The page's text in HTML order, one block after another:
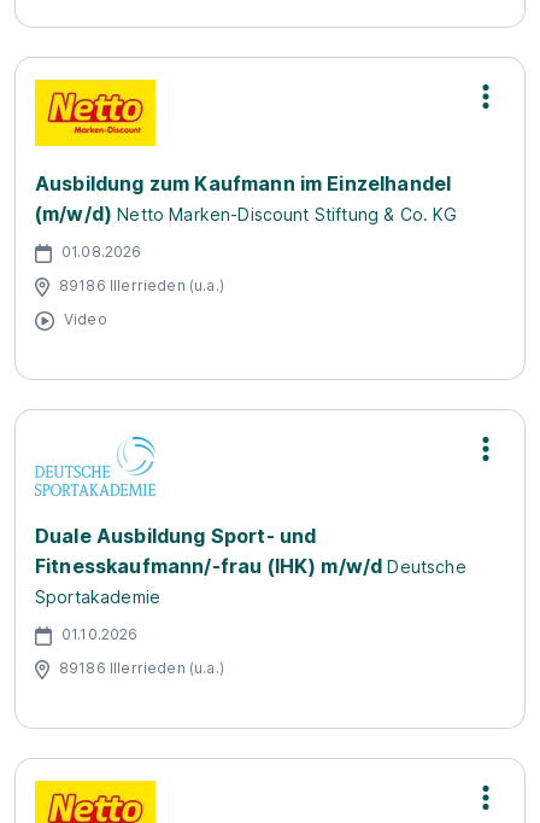
Ausbildung zum Kaufmann im Einzelhandel
(m/w/d) Netto Marken-Discount Stiftung & Co. KG
01.08.2026
89186 Illerrieden (u.a.)
Video
Duale Ausbildung Sport- und
Fitnesskaufmann/-frau (IHK) m/w/d Deutsche
Sportakademie
01.10.2026
89186 Illerrieden (u.a.)